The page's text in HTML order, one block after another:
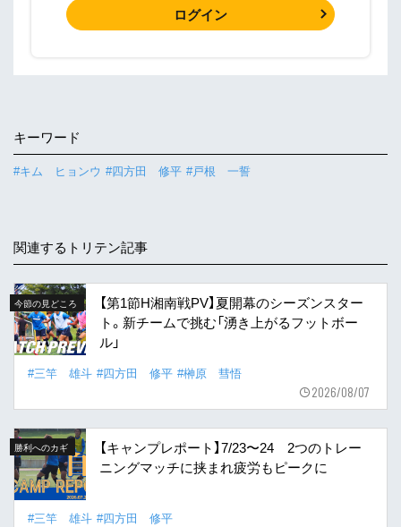
ログイン
キーワード
#キム ヒョンウ #四方田 修平 #戸根 一誓
関連するトリテン記事
今節の見どころ
【第1節H湘南戦PV】夏開幕のシーズンスター
ト。新チームで挑む「湧き上がるフットボー
ル」
#三竿 雄斗 #四方田 修平 #榊原 彗悟
2026/08/07
勝利へのカギ
【キャンプレポート】7/23〜24 2つのトレー
ニングマッチに挟まれ疲労もピークに
#三竿 雄斗 #四方田 修平